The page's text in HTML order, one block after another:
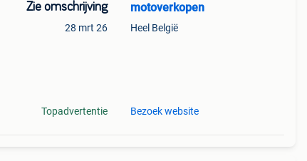
Zie omschrijving
28 mrt 26
Topadvertentie
motoverkopen
Heel België
Bezoek website